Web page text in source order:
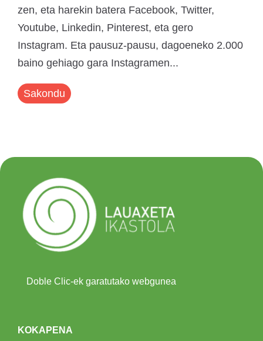
zen, eta harekin batera Facebook, Twitter,
Youtube, Linkedin, Pinterest, eta gero
Instagram. Eta pausuz-pausu, dagoeneko 2.000
baino gehiago gara Instagramen...
Sakondu
Doble Clic-ek garatutako webgunea
KOKAPENA